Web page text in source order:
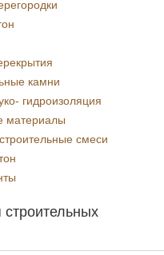
камни
гидроизоляция
материалы
смеси
строительных